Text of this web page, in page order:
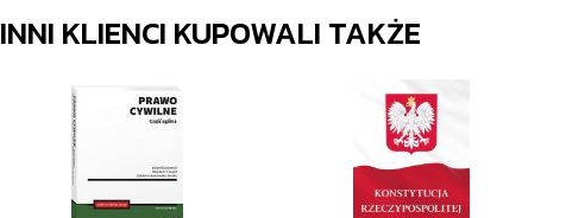
INNI KLIENCI KUPOWALI TAKŻE